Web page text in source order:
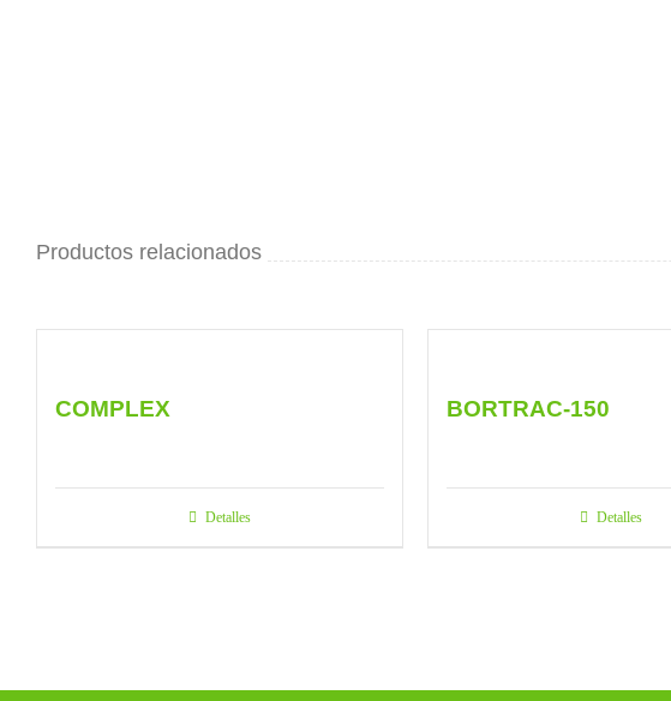
Productos relacionados
COMPLEX
Detalles
BORTRAC-150
Detalles